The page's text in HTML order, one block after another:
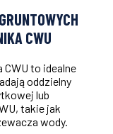
CWU
to idealne
oddzielny
lub
takie jak
wody.